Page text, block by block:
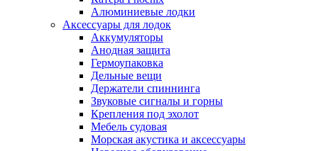
Алюминиевые лодки
Аксессуары для лодок
Аккумуляторы
Анодная защита
Гермоупаковка
Дельные вещи
Держатели спиннинга
Звуковые сигналы и горны
Крепления под эхолот
Мебель судовая
Морская акустика и аксессуары